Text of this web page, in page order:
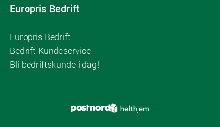
Europris Bedrift
Europris Bedrift
Bedrift Kundeservice
Bli bedriftskunde i dag!